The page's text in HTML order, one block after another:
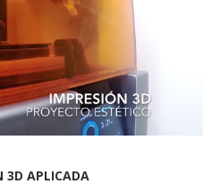
3D APLICADA